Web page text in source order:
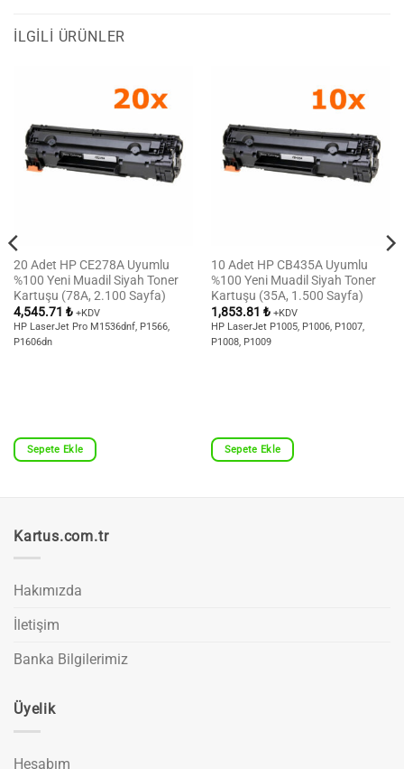
İLGILI ÜRÜNLER
20 Adet HP CE278A Uyumlu
%100 Yeni Muadil Siyah Toner
Kartuşu (78A, 2.100 Sayfa)
4,545.71 ₺ +KDV
HP LaserJet Pro M1536dnf, P1566,
P1606dn
Sepete Ekle
10 Adet HP CB435A Uyumlu
%100 Yeni Muadil Siyah Toner
Kartuşu (35A, 1.500 Sayfa)
1,853.81 ₺ +KDV
HP LaserJet P1005, P1006, P1007,
P1008, P1009
Sepete Ekle
Kartus.com.tr
Hakımızda
İletişim
Banka Bilgilerimiz
Üyelik
Hesabım